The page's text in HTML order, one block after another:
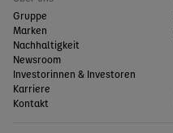
Gruppe
Marken
Nachhaltigkeit
Newsroom
Investorinnen & Investoren
Karriere
Kontakt